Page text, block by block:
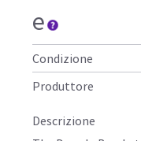
e
Condizione
Produttore
Descrizione